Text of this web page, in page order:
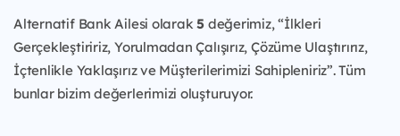
Alternatif Bank Ailesi olarak5 değerimiz, “İlkleri
Gerçekleştiririz, Yorulmadan Çalışırız, Çözüme Ulaştırırız,
İçtenlikle Yaklaşırız ve Müşterilerimizi Sahipleniriz”. Tüm
bunlar bizim değerlerimizi oluşturuyor.